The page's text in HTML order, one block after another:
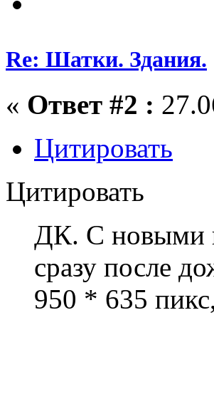
Re: Шатки. Здания.
« Ответ #2 :
Цитировать
Цитировать
ДК. С новыми
сразу после
950 * 635